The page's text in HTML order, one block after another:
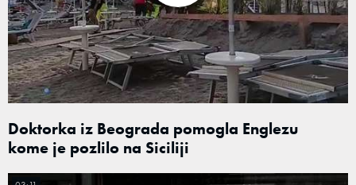
Doktorka iz Beograda pomogla Englezu
kome je pozlilo na Siciliji